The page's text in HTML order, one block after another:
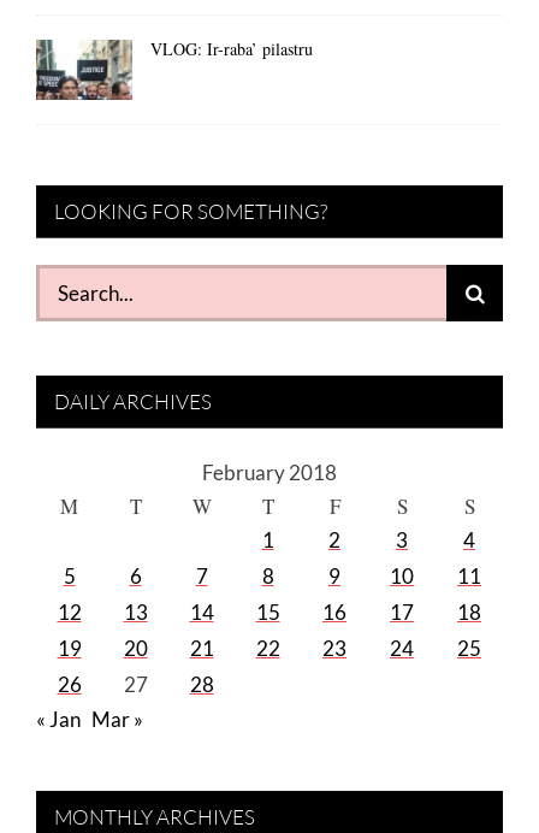
VLOG: Ir-raba’ pilastru
LOOKING FOR SOMETHING?
Search
for:
DAILY ARCHIVES
February 2018
M T W T F S S
1 2 3
4
5
6 7 8 9 10
11
12
13 14 15 16 17
18
19
20 21 22 23 24
25
26
27
28
« Jan Mar »
MONTHLY ARCHIVES